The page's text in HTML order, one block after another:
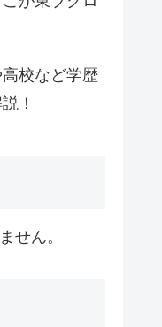
高校など学歴
！
せん。